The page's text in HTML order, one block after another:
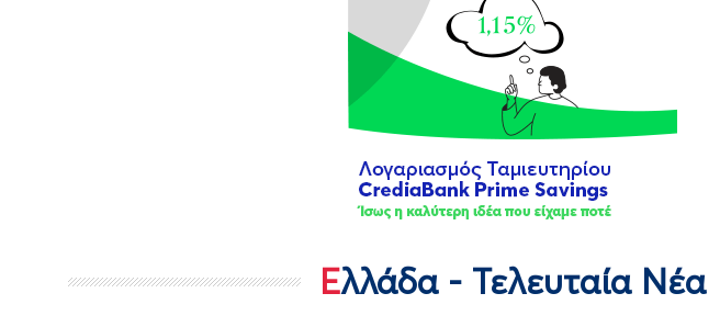
Ελλάδα - Τελευταία Νέα